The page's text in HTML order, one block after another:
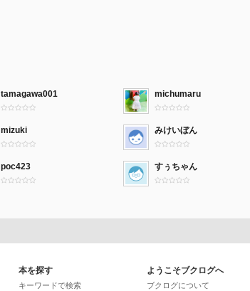
tamagawa001 michumaru
mizuki みけいぼん
poc423 すぅちゃん
本を探す
キーワードで検索
ようこそブクログへ
ブクログについて